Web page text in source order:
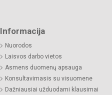
Informacija
Nuorodos
Laisvos darbo vietos
Asmens duomenų apsauga
Konsultavimasis su visuomene
Dažniausiai užduodami klausimai